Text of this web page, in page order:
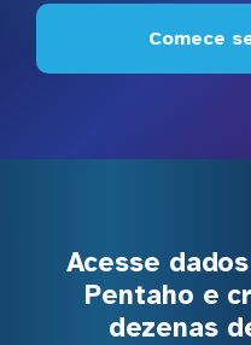
Comece
Acesse
Pentaho e
dezenas